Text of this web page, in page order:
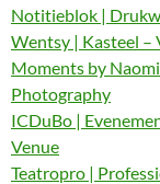
Notitieblok |
Wentsy | Kasteel –
Moments by
Photography
ICDuBo |
Venue
Teatropro |